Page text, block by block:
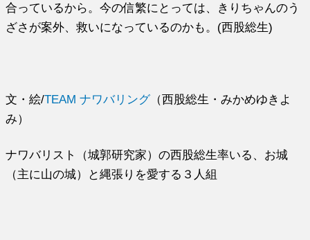
合っているから。今の信繁にとっては、きりちゃんのう
ざさが案外、救いになっているのかも。(西股総生)
文・絵/TEAM ナワバリング（西股総生・みかめゆきよ
み）
ナワバリスト（城郭研究家）の西股総生率いる、お城
（主に山の城）と縄張りを愛する３人組